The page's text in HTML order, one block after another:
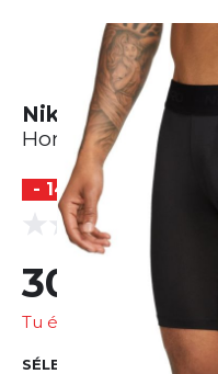
Nike Dri-Fit Pro
Homme
- 14 %
30,24 €
Tu économises 5,04 €
SÉLECTIONNER LA TAILLE